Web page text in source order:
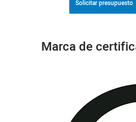
Solicitar presupuesto
Marca de